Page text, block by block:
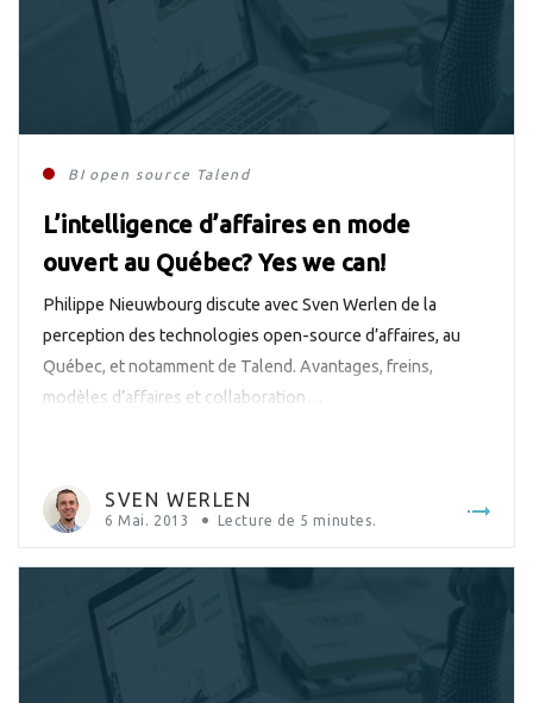
BI open source Talend
L’intelligence d’affaires en mode
ouvert au Québec? Yes we can!
Philippe Nieuwbourg discute avec Sven Werlen de la
perception des technologies open-source d’affaires, au
Québec, et notamment de Talend. Avantages, freins,
modèles d’affaires et collaboration…
SVEN WERLEN
6 Mai. 2013 Lecture de 5 minutes.